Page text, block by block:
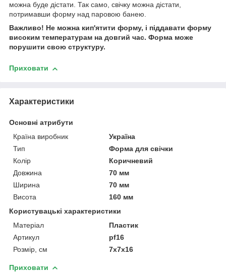
можна буде дістати. Так само, свічку можна дістати,
потримавши форму над паровою банею.
Важливо! Не можна кип'ятити форму, і піддавати форму
високим температурам на довгий час. Форма може
порушити свою структуру.
Приховати
Характеристики
Основні атрибути
Країна виробник
Україна
Тип
Форма для свічки
Колір
Коричневий
Довжина
70 мм
Ширина
70 мм
Висота
160 мм
Користувацькі характеристики
Матеріал
Пластик
Артикул
pf16
Розмір, см
7x7x16
Приховати